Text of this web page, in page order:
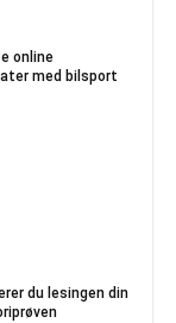
online
med bilsport
du lesingen din